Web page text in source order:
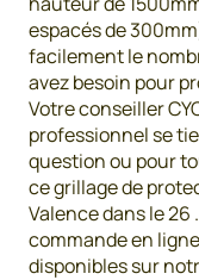
espacés de
facilement le
avez besoin pour
Votre conseiller
professionnel se
question ou pour
ce grillage de
Valence dans le
commande en
disponibles sur